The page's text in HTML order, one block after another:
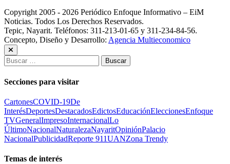
Copyright 2005 - 2026 Periódico Enfoque Informativo – EiM
Noticias. Todos Los Derechos Reservados.
Tepic, Nayarit. Teléfonos: 311-213-01-65 y 311-234-84-56.
Concepto, Diseño y Desarrollo: Agencia Multieconomico
Buscar:
Secciones para visitar
CartonesCOVID-19De
InterésDeportesDestacadosEdictosEducaciónEleccionesEnfoque
TVGeneralImpresoInternacionalLo
ÚltimoNacionalNaturalezaNayaritOpiniónPalacio
NacionalPublicidadReporte 911UANZona Trendy
Temas de interés